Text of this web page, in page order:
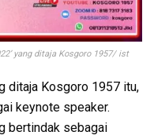
yang ditaja Kosgoro 1957/ ist
ditaja Kosgoro 1957 itu,
keynote speaker.
bertindak sebagai